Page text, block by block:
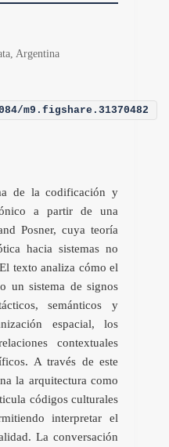
Argentina
m9.figshare.31370482
de la codificación y
a partir de una
Posner, cuya teoría
hacia sistemas no
texto analiza cómo el
un sistema de signos
semánticos y
espacial, los
contextuales
A través de este
la arquitectura como
códigos culturales
interpretar el
La conversación